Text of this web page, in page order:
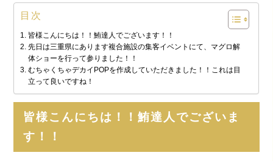
目次
皆様こんにちは！！鮪達人でございます！！
先日は三重県にあります複合施設の集客イベントにて、マグロ解
体ショーを行って参りました！！
むちゃくちゃデカイPOPを作成していただきました！！これは目
立って良いですね！
皆様こんにちは！！鮪達人でございま
す！！